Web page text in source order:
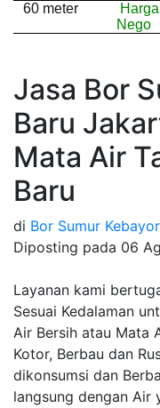
60 meter
Harga
Nego
Jasa Bor
Baru
Mata Air
Baru
di Bor Sumur
Diposting pada 06
Layanan kami
Sesuai Kedalaman
Air Bersih atau Mata
Kotor, Berbau dan
dikonsumsi dan
langsung dengan Air